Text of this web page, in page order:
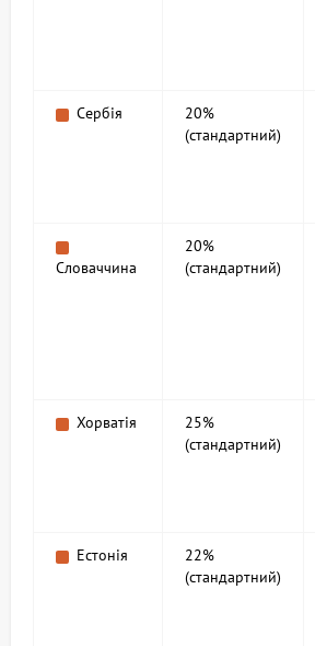
Сербія
20%
(стандартний)
Словаччина
20%
(стандартний)
Хорватія
25%
(стандартний)
Естонія
22%
(стандартний)